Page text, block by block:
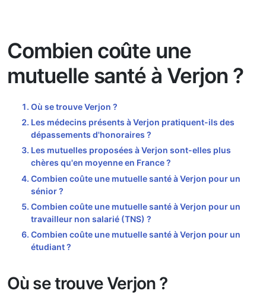
Combien coûte une
mutuelle santé à Verjon ?
Où se trouve Verjon ?
Les médecins présents à Verjon pratiquent-ils des
dépassements d'honoraires ?
Les mutuelles proposées à Verjon sont-elles plus
chères qu'en moyenne en France ?
Combien coûte une mutuelle santé à Verjon pour un
sénior ?
Combien coûte une mutuelle santé à Verjon pour un
travailleur non salarié (TNS) ?
Combien coûte une mutuelle santé à Verjon pour un
étudiant ?
Où se trouve Verjon ?